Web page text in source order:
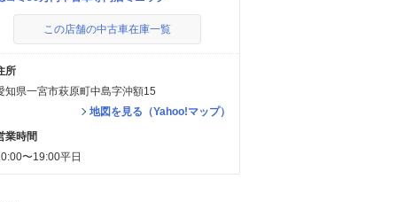
この店舗の中古車在庫一覧
所
知県一宮市萩原町中島字沖額15
地図を見る（Yahoo!マップ）
業時間
〜19:00平日